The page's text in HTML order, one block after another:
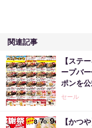
関連記事
【ステ
ープバ
ポンを
セール
【かつ